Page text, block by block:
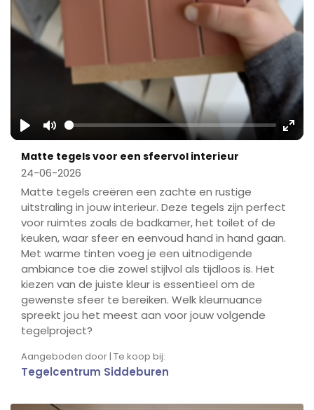
Play Mute
Matte tegels voor een sfeervol interieur
24-06-2026
Matte tegels creëren een zachte en rustige
uitstraling in jouw interieur. Deze tegels zijn perfect
voor ruimtes zoals de badkamer, het toilet of de
keuken, waar sfeer en eenvoud hand in hand gaan.
Met warme tinten voeg je een uitnodigende
ambiance toe die zowel stijlvol als tijdloos is. Het
kiezen van de juiste kleur is essentieel om de
gewenste sfeer te bereiken. Welk kleurnuance
spreekt jou het meest aan voor jouw volgende
tegelproject?
Aangeboden door | Te koop bij:
Tegelcentrum Siddeburen